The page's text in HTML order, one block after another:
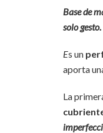
Base de
solo gesto.
Es un
aporta
La